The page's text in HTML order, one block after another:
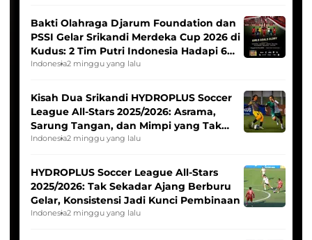
Bakti Olahraga Djarum Foundation dan
PSSI Gelar Srikandi Merdeka Cup 2026 di
Kudus: 2 Tim Putri Indonesia Hadapi 6
Tim Asia
Indonesia2 minggu yang lalu
Kisah Dua Srikandi HYDROPLUS Soccer
League All-Stars 2025/2026: Asrama,
Sarung Tangan, dan Mimpi yang Tak
Pernah Padam
Indonesia2 minggu yang lalu
HYDROPLUS Soccer League All-Stars
2025/2026: Tak Sekadar Ajang Berburu
Gelar, Konsistensi Jadi Kunci Pembinaan
Indonesia2 minggu yang lalu